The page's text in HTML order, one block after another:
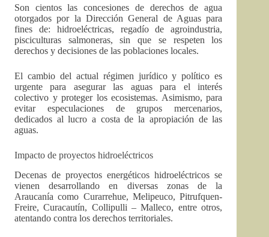
Son cientos las concesiones de derechos de agua
otorgados por la Dirección General de Aguas para
fines de: hidroeléctricas, regadío de agroindustria,
pisciculturas salmoneras, sin que se respeten los
derechos y decisiones de las poblaciones locales.
El cambio del actual régimen jurídico y político es
urgente para asegurar las aguas para el interés
colectivo y proteger los ecosistemas. Asimismo, para
evitar especulaciones de grupos mercenarios,
dedicados al lucro a costa de la apropiación de las
aguas.
Impacto de proyectos hidroeléctricos
Decenas de proyectos energéticos hidroeléctricos se
vienen desarrollando en diversas zonas de la
Araucanía como Curarrehue, Melipeuco, Pitrufquen-
Freire, Curacautín, Collipulli – Malleco, entre otros,
atentando contra los derechos territoriales.